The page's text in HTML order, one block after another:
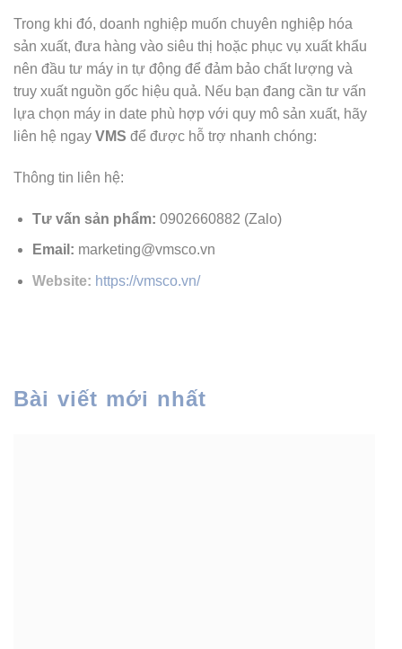
Trong khi đó, doanh nghiệp muốn chuyên nghiệp hóa
sản xuất, đưa hàng vào siêu thị hoặc phục vụ xuất khẩu
nên đầu tư máy in tự động để đảm bảo chất lượng và
truy xuất nguồn gốc hiệu quả. Nếu bạn đang cần tư vấn
lựa chọn máy in date phù hợp với quy mô sản xuất, hãy
liên hệ ngay VMS để được hỗ trợ nhanh chóng:
Thông tin liên hệ:
Tư vấn sản phẩm: 0902660882 (Zalo)
Email: marketing@vmsco.vn
Website: https://vmsco.vn/
Bài viết mới nhất